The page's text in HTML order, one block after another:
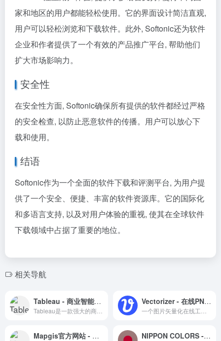
家和地区的用户都能轻松使用。它的界面设计简洁直观,
用户可以轻松浏览和下载软件。此外, Softonic还为软件
企业和作者提供了一个有效的产品推广平台, 帮助他们
扩大市场影响力。
安全性
在安全性方面, Softonic确保所有提供的软件都经过严格
的安全检查, 以防止恶意软件的传播。用户可以放心下
载和使用。
结语
Softonic作为一个全面的软件下载和评测平台, 为用户提
供了一个安全、便捷、丰富的软件资源库。它的国际化
和多语言支持, 以及对用户体验的重视, 使其在全球软件
下载领域中占据了重要的地位。
相关导航
Tableau - 商业智能和数据可视化的领先软件 Vectorizer - 在线PNG, JPG转SVG工具
Mapgis官方网站 - GIS软件的全面解决方案 NIPPON COLORS - 日本の伝統色